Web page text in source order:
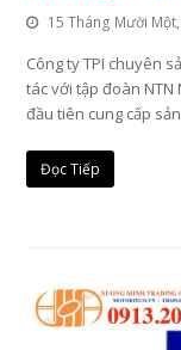
15 Tháng Mười
Công ty TPI chuyên
tác với tập đoàn NTN
đầu tiên cung cấp
Đọc Tiếp